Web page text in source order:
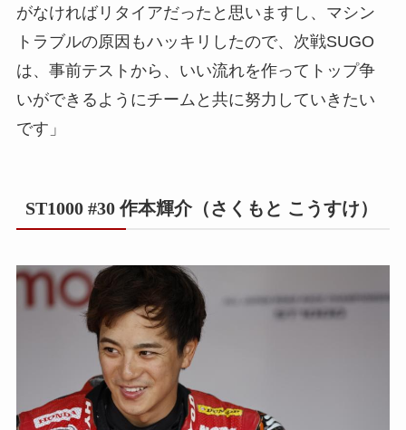
がなければリタイアだったと思いますし、マシン
トラブルの原因もハッキリしたので、次戦SUGO
は、事前テストから、いい流れを作ってトップ争
いができるようにチームと共に努力していきたい
です」
ST1000 #30 作本輝介（さくもと こうすけ）